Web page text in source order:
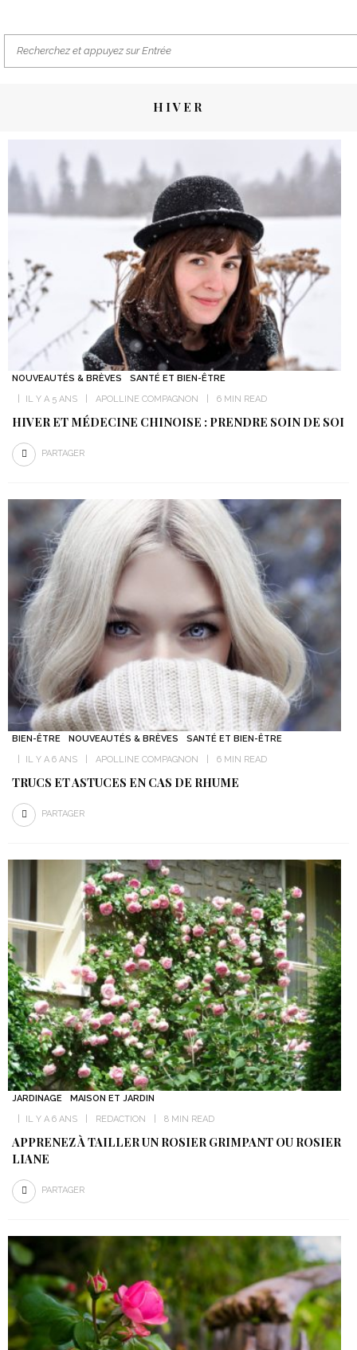
HIVER
NOUVEAUTÉS & BRÈVES
SANTÉ ET BIEN-ÊTRE
IL Y A 5 ANS
APOLLINE COMPAGNON 6 MIN READ
HIVER ET MÉDECINE CHINOISE : PRENDRE SOIN DE SOI
PARTAGER
BIEN-ÊTRE NOUVEAUTÉS & BRÈVES
SANTÉ ET BIEN-ÊTRE
IL Y A 6 ANS
APOLLINE COMPAGNON 6 MIN READ
TRUCS ET ASTUCES EN CAS DE RHUME
PARTAGER
JARDINAGE
MAISON ET JARDIN
IL Y A 6 ANS
REDACTION 8 MIN READ
APPRENEZ À TAILLER UN ROSIER GRIMPANT OU ROSIER
LIANE
PARTAGER